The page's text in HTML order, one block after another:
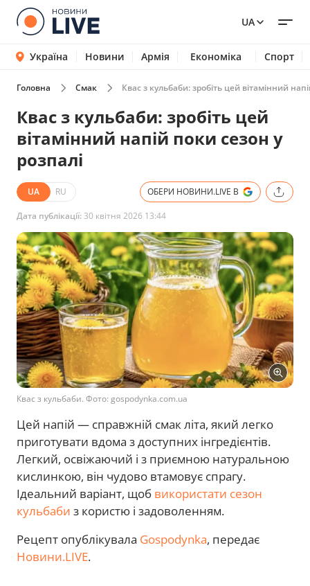
UA
Україна Новини Армія Економіка Спорт
Головна Смак Квас з кульбаби: зробіть цей вітамінний
Квас з кульбаби: зробіть цей
вітамінний напій поки сезон у
розпалі
UA RU ОБЕРИ НОВИНИ.LIVE В
Дата публікації: 30 квітня 2026 13:44
Квас з кульбаби. Фото: gospodynka.com.ua
Цей напій — справжній смак літа, який легко
приготувати вдома з доступних інгредієнтів.
Легкий, освіжаючий і з приємною натуральною
кислинкою, він чудово втамовує спрагу.
Ідеальний варіант, щоб використати сезон
кульбаби з користю і задоволенням.
Рецепт опублікувала Gospodynka, передає
Новини.LIVE.